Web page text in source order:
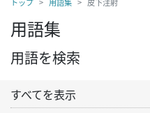
用語集
用語を検索
すべてを表示